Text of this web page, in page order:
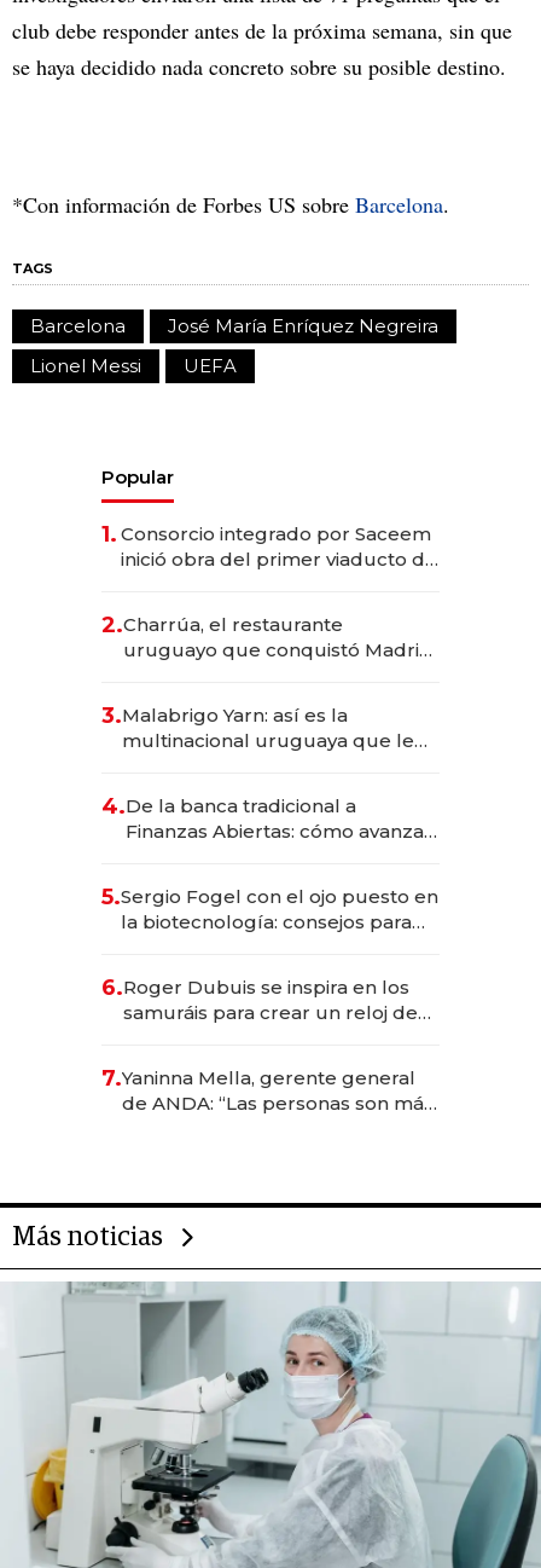
club debe responder antes de la próxima semana, sin que
se haya decidido nada concreto sobre su posible destino.
*Con información de Forbes US sobre Barcelona.
TAGS
Barcelona
José María Enríquez Negreira
Lionel Messi
UEFA
Popular
1. Consorcio integrado por Saceem
inició obra del primer viaducto de
millones
2.Charrúa, el restaurante
uruguayo que conquistó Madrid:
anticipación y prepara apertura
3.Malabrigo Yarn: así es la
multinacional uruguaya que le
4.De la banca tradicional a
Finanzas Abiertas: cómo avanza
5.Sergio Fogel con el ojo puesto en
la biotecnología: consejos para
6.Roger Dubuis se inspira en los
samuráis para crear un reloj de
7.Yaninna Mella, gerente general
de ANDA: “Las personas son más
Más noticias